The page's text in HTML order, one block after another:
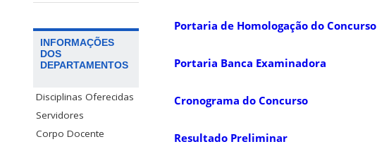
INFORMAÇÕES
DOS
DEPARTAMENTOS
Disciplinas Oferecidas
Servidores
Corpo Docente
Portaria de Homologação do Concurso
Portaria Banca Examinadora
Cronograma do Concurso
Resultado Preliminar